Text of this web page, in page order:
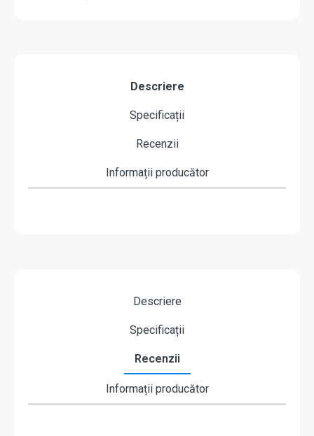
Descriere
Specificații
Recenzii
Informații producător
Descriere
Specificații
Recenzii
Informații producător